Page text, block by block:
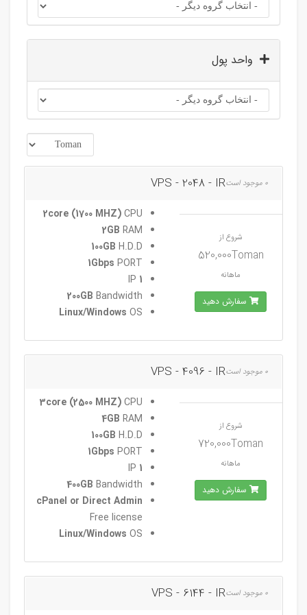
واحد پول
VPS - 2048 - IR 0 موجود است
2core (1700 MHZ)CPU
2GB RAM
100GB H.D.D
1Gbps PORT
1
200GB Bandwidth
Linux/Windows OS
شروع از
520,000Toman
ماهانه
سفارش دهید
VPS - 4096 - IR 0 موجود است
3core (2500 MHZ)CPU
4GB RAM
100GB H.D.D
1Gbps PORT
1
400GB Bandwidth
cPanel or Direct Admin
Free license
Linux/Windows OS
شروع از
720,000Toman
ماهانه
سفارش دهید
VPS - 6144 - IR 0 موجود است